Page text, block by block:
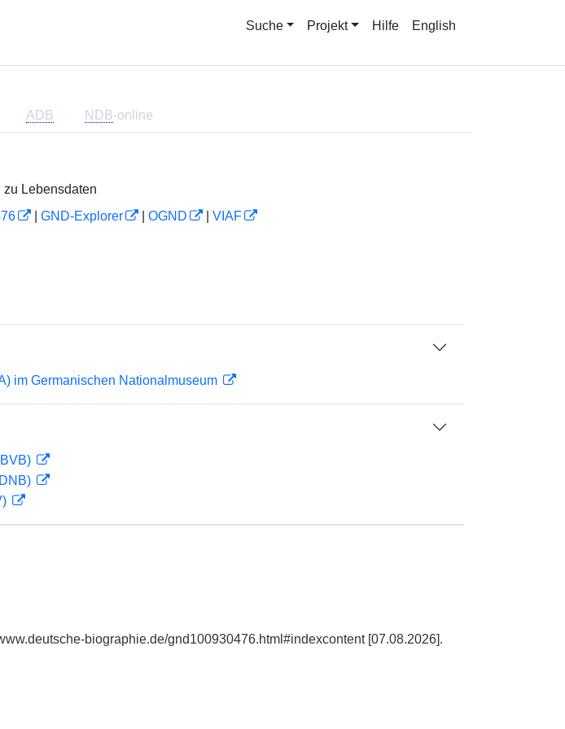
Suche Projekt Hilfe English
ADB NDB-online
zu Lebensdaten
GND-Explorer OGND VIAF
im Germanischen Nationalmuseum
biographie.de/gnd100930476.html#indexcontent [07.08.2026].